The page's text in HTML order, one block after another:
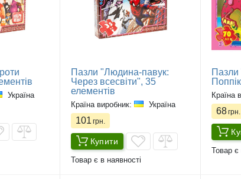
Україна
Пазли "Людина-павук:
Через всесвіти", 35
елементів
Країна виробник: Україна
101грн.
Купити
Товар є в наявності
Пазли
Країна
68грн.
Товар є